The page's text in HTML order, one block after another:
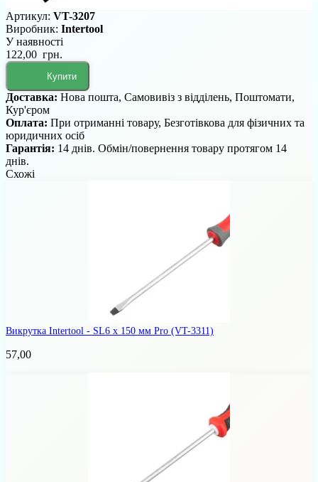
Артикул: VT-3207
Виробник: Intertool
У наявності
122,00 грн.
Купити
Доставка: Нова пошта, Самовивіз з відділень, Поштомати,
Кур'єром
Оплата: При отриманні товару, Безготівкова для фізичних та
юридичних осіб
Гарантія: 14 днів. Обмін/повернення товару протягом 14
днів.
Схожі
Викрутка Intertool - SL6 x 150 мм Pro (VT-3311)
57,00